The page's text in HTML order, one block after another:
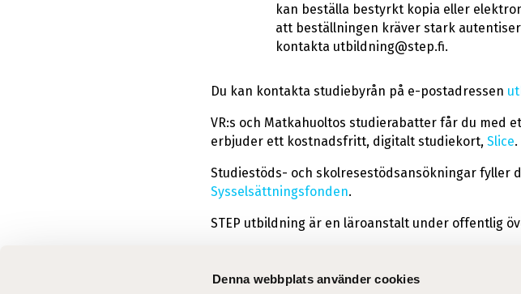
Denna webbplats använder cookies
kan beställa bestyrkt kopia eller
att beställningen kräver stark
kontakta utbildning@step.fi.
Du kan kontakta studiebyrån på e-postadressen
VR:s och Matkahuoltos studierabatter får du med
erbjuder ett kostnadsfritt, digitalt studiekort, Slice.
Studiestöds- och skolresestödsansökningar fyller
Sysselsättningsfonden.
STEP utbildning är en läroanstalt under offentlig